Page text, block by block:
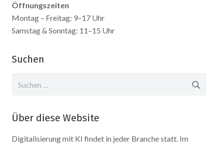
Öffnungszeiten
Montag – Freitag: 9–17 Uhr
Samstag & Sonntag: 11–15 Uhr
Suchen
Über diese Website
Digitalisierung mit KI findet in jeder Branche statt. Im